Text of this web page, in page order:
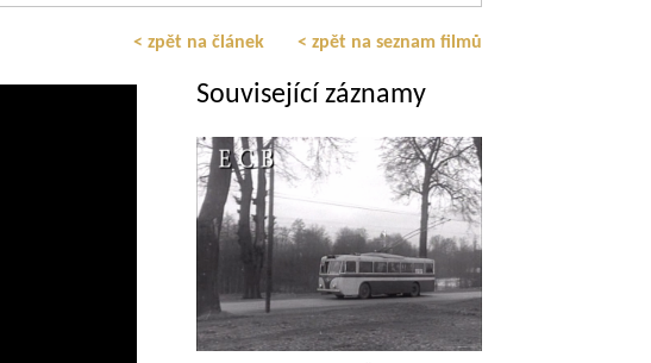
< zpět na článek < zpět na seznam filmů
Související záznamy